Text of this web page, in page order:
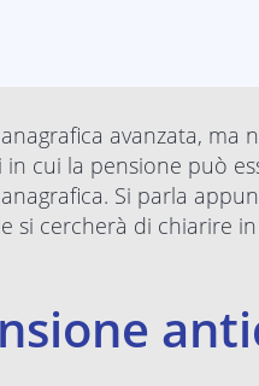
avanzata,
cui la pensione può
Si parla
si cercherà di chiarire